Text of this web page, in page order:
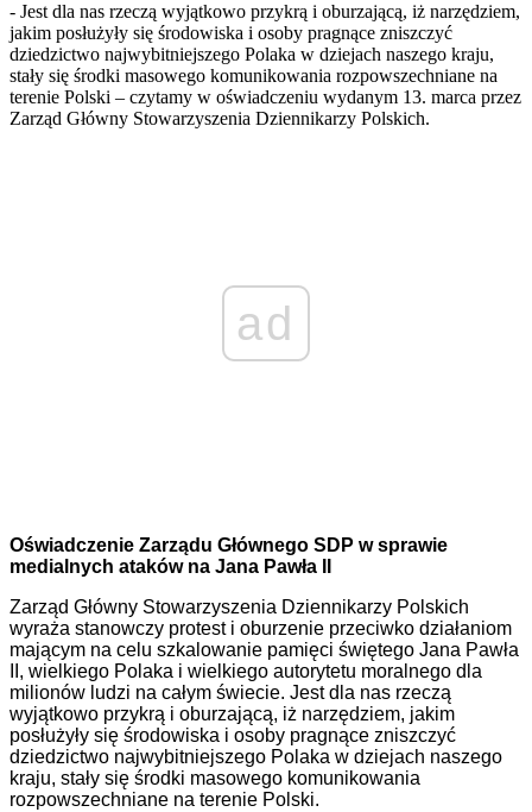
- Jest dla nas rzeczą wyjątkowo przykrą i oburzającą, iż narzędziem,
jakim posłużyły się środowiska i osoby pragnące zniszczyć
dziedzictwo najwybitniejszego Polaka w dziejach naszego kraju,
stały się środki masowego komunikowania rozpowszechniane na
terenie Polski – czytamy w oświadczeniu wydanym 13. marca przez
Zarząd Główny Stowarzyszenia Dziennikarzy Polskich.
ad
Oświadczenie Zarządu Głównego SDP w sprawie
medialnych ataków na Jana Pawła II
Zarząd Główny Stowarzyszenia Dziennikarzy Polskich
wyraża stanowczy protest i oburzenie przeciwko działaniom
mającym na celu szkalowanie pamięci świętego Jana Pawła
II, wielkiego Polaka i wielkiego autorytetu moralnego dla
milionów ludzi na całym świecie. Jest dla nas rzeczą
wyjątkowo przykrą i oburzającą, iż narzędziem, jakim
posłużyły się środowiska i osoby pragnące zniszczyć
dziedzictwo najwybitniejszego Polaka w dziejach naszego
kraju, stały się środki masowego komunikowania
rozpowszechniane na terenie Polski.